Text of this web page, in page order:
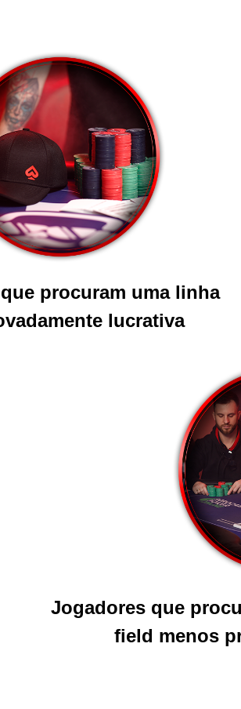
procuram uma linha
lucrativa
Jogadores que
field menos